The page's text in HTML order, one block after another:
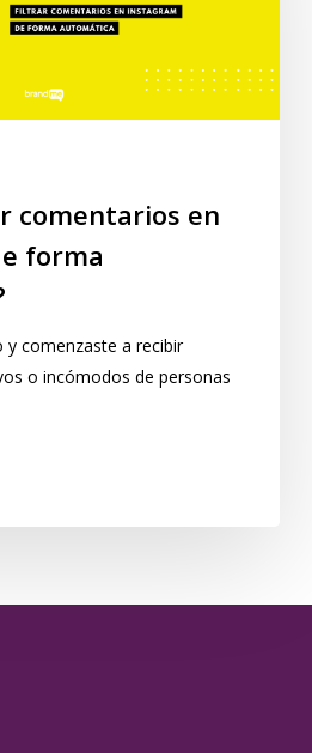
comentarios en
forma
y comenzaste a recibir
o incómodos de personas